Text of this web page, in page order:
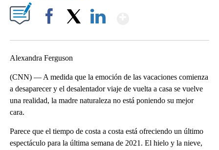
Alexandra Ferguson
(CNN) — A medida que la emoción de las vacaciones comienza
a desaparecer y el desalentador viaje de vuelta a casa se vuelve
una realidad, la madre naturaleza no está poniendo su mejor
cara.
Parece que el tiempo de costa a costa está ofreciendo un último
espectáculo para la última semana de 2021. El hielo y la nieve,